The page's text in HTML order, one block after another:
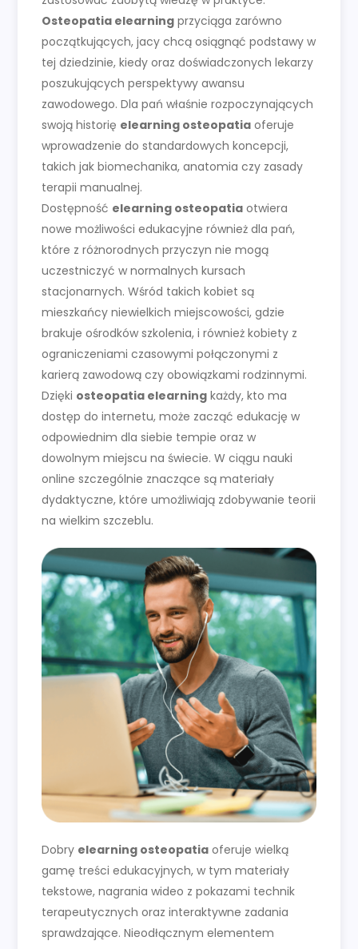
Osteopatia elearning przyciąga zarówno
początkujących, jacy chcą osiągnąć podstawy w
tej dziedzinie, kiedy oraz doświadczonych lekarzy
poszukujących perspektywy awansu
zawodowego. Dla pań właśnie rozpoczynających
swoją historię elearning osteopatia oferuje
wprowadzenie do standardowych koncepcji,
takich jak biomechanika, anatomia czy zasady
terapii manualnej.
Dostępność elearning osteopatia otwiera
nowe możliwości edukacyjne również dla pań,
które z różnorodnych przyczyn nie mogą
uczestniczyć w normalnych kursach
stacjonarnych. Wśród takich kobiet są
mieszkańcy niewielkich miejscowości, gdzie
brakuje ośrodków szkolenia, i również kobiety z
ograniczeniami czasowymi połączonymi z
karierą zawodową czy obowiązkami rodzinnymi.
Dzięki osteopatia elearning każdy, kto ma
dostęp do internetu, może zacząć edukację w
odpowiednim dla siebie tempie oraz w
dowolnym miejscu na świecie. W ciągu nauki
online szczególnie znaczące są materiały
dydaktyczne, które umożliwiają zdobywanie teorii
na wielkim szczeblu.
Dobry elearning osteopatia oferuje wielką
gamę treści edukacyjnych, w tym materiały
tekstowe, nagrania wideo z pokazami technik
terapeutycznych oraz interaktywne zadania
sprawdzające. Nieodłącznym elementem